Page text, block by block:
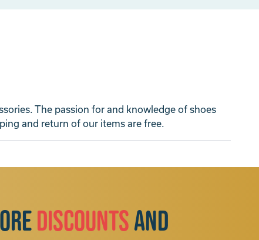
The passion for and knowledge of shoes
and return of our items are free.
discountsand